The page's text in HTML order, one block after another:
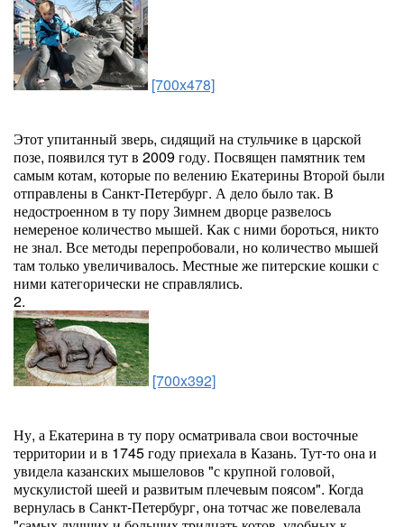
[700x478]
Этот упитанный зверь, сидящий на стульчике в царской
позе, появился тут в 2009 году. Посвящен памятник тем
самым котам, которые по велению Екатерины Второй были
отправлены в Санкт-Петербург. А дело было так. В
недостроенном в ту пору Зимнем дворце развелось
немереное количество мышей. Как с ними бороться, никто
не знал. Все методы перепробовали, но количество мышей
там только увеличивалось. Местные же питерские кошки с
ними категорически не справлялись.
2.
[700x392]
Ну, а Екатерина в ту пору осматривала свои восточные
территории и в 1745 году приехала в Казань. Тут-то она и
увидела казанских мышеловов "с крупной головой,
мускулистой шеей и развитым плечевым поясом". Когда
вернулась в Санкт-Петербург, она тотчас же повелевала